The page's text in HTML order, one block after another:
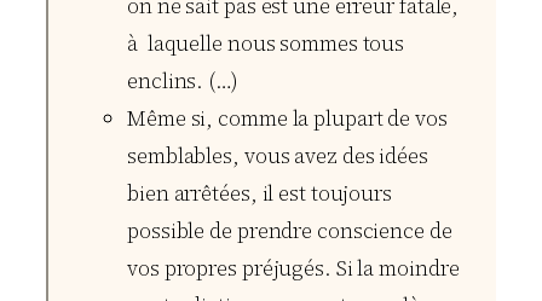
on ne sait pas est une erreur fatale,
à laquelle nous sommes tous
enclins. (…)
Même si, comme la plupart de vos
semblables, vous avez des idées
bien arrêtées, il est toujours
possible de prendre conscience de
vos propres préjugés. Si la moindre